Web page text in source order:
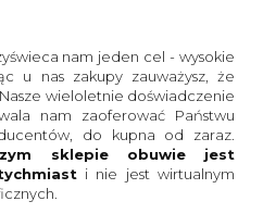
nam jeden cel - wysokie
u nas zakupy zauważysz, że
wieloletnie doświadczenie
nam zaoferować Państwu
do kupna od zaraz.
sklepie obuwie jest
i nie jest wirtualnym